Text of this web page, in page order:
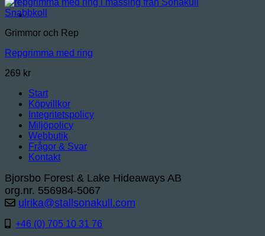
Snabbkoll
Grimmor och Rep
Repgrimma med ring
269 kr
Start
Köpvillkor
Integritetspolicy
Miljöpolicy
Webbutik
Frågor & Svar
Kontakt
Bjorsbo Forest & Lake Hideaways AB
org.nr. 556984-5067
ulrika@stallsonakull.com
+46 (0) 705 10 31 76